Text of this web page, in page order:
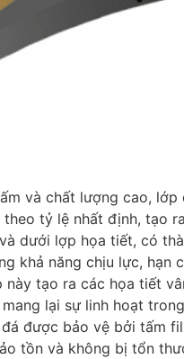
và chất lượng cao,
tỷ lệ nhất định, tạo
dưới lợp họa tiết, có
khả năng chịu lực, hạn
này tạo ra các họa tiết
lại sự linh hoạt
đá được bảo vệ bởi tấm
tồn và không bị tổn